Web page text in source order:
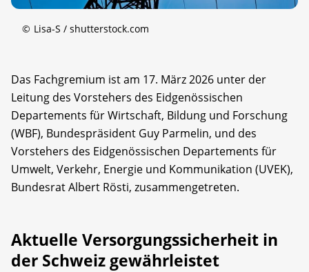
© Lisa-S / shutterstock.com
Das Fachgremium ist am 17. März 2026 unter der
Leitung des Vorstehers des Eidgenössischen
Departements für Wirtschaft, Bildung und Forschung
(WBF), Bundespräsident Guy Parmelin, und des
Vorstehers des Eidgenössischen Departements für
Umwelt, Verkehr, Energie und Kommunikation (UVEK),
Bundesrat Albert Rösti, zusammengetreten.
Aktuelle Versorgungssicherheit in
der Schweiz gewährleistet